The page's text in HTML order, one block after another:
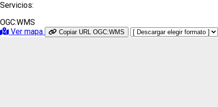
Servicios:
OGC:WMS
Ver mapa
Copiar URL OGC:WMS